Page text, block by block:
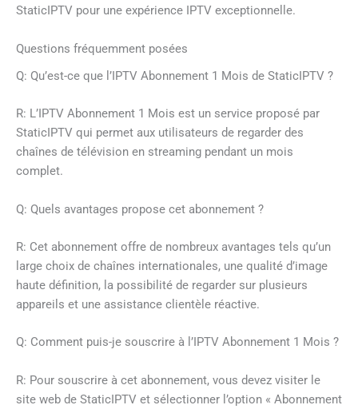
StaticIPTV pour une expérience IPTV exceptionnelle.
Questions fréquemment posées
Q: Qu’est-ce que l’IPTV Abonnement 1 Mois de StaticIPTV ?
R: L’IPTV Abonnement 1 Mois est un service proposé par
StaticIPTV qui permet aux utilisateurs de regarder des
chaînes de télévision en streaming pendant un mois
complet.
Q: Quels avantages propose cet abonnement ?
R: Cet abonnement offre de nombreux avantages tels qu’un
large choix de chaînes internationales, une qualité d’image
haute définition, la possibilité de regarder sur plusieurs
appareils et une assistance clientèle réactive.
Q: Comment puis-je souscrire à l’IPTV Abonnement 1 Mois ?
R: Pour souscrire à cet abonnement, vous devez visiter le
site web de StaticIPTV et sélectionner l’option « Abonnement